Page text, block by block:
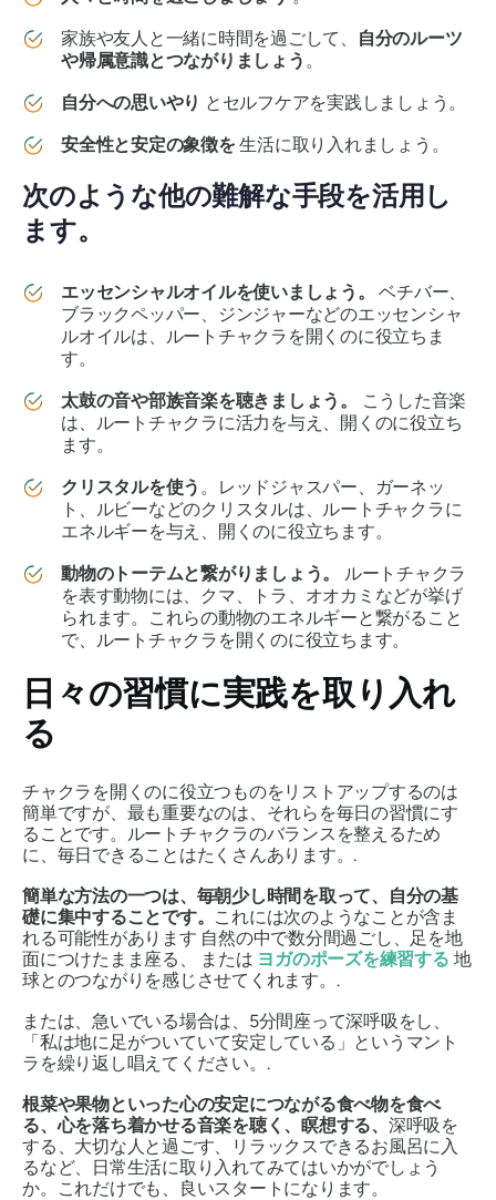
家族や友人と一緒に時間を過ごして、
自分のルーツ
や帰属意識とつながりましょう 。
自分への思いやり とセルフケアを実践しましょう。
安全性と安定の象徴を 生活に取り入れましょう。
次のような他の難解な手段を活用し
ます。
エッセンシャルオイルを使いましょう。
ベチバー、
ブラックペッパー、ジンジャーなどのエッセンシャ
ルオイルは、ルートチャクラを開くのに役立ちま
す。
太鼓の音や部族音楽を聴きましょう。
こうした音楽
は、ルートチャクラに活力を与え、開くのに役立ち
ます。
クリスタルを使う 。レッドジャスパー、ガーネッ
ト、ルビーなどのクリスタルは、ルートチャクラに
エネルギーを与え、開くのに役立ちます。
動物のトーテムと繋がりましょう。
ルートチャクラ
を表す動物には、クマ、トラ、オオカミなどが挙げ
られます。これらの動物のエネルギーと繋がること
で、ルートチャクラを開くのに役立ちます。
日々の習慣に実践を取り入れ
る
チャクラを開くのに役立つものをリストアップするのは
簡単ですが、最も重要なのは、それらを毎日の習慣にす
ることです。ルートチャクラのバランスを整えるため
に、毎日できることはたくさんあります。.
簡単な方法の一つは、毎朝少し時間を取って、自分の基
礎に集中することです。 これには次のようなことが含ま
れる可能性があります 自然の中で数分間過ごし、足を地
面につけたまま座る 、 または ヨガのポーズを練習する 地
球とのつながりを感じさせてくれます。.
または、急いでいる場合は、5分間座って深呼吸をし、
「私は地に足がついていて安定している」というマント
ラを繰り返し唱えてください。.
根菜や果物といった心の安定につながる食べ物を食べ
る、心を落ち着かせる音楽を聴く、瞑想する、 深呼吸を
する、大切な人と過ごす、リラックスできるお風呂に入
るなど、日常生活に取り入れてみてはいかがでしょう
か。
これだけでも、良いスタートになります。